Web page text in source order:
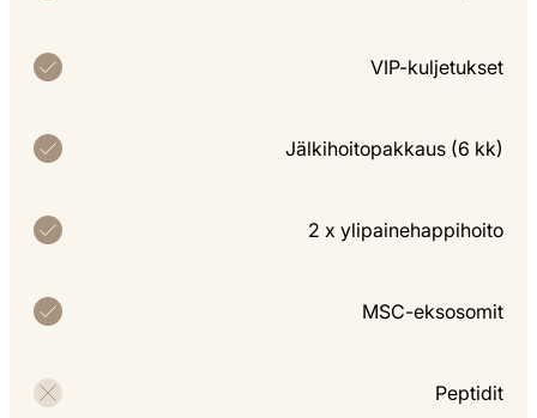
VIP-kuljetukset
Jälkihoitopakkaus (6 kk)
2 x ylipainehappihoito
MSC-eksosomit
Peptidit